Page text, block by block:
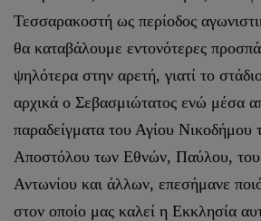
Τεσσαρακοστή ως περίοδος
θα καταβάλουμε εντονότερες
ψηλότερα στην αρετή, γιατί το
αρχικά ο Σεβασμιώτατος ενώ μέσα
παραδείγματα του Αγίου Νικοδήμου
Αποστόλου των Εθνών, Παύλου,
Αντωνίου και άλλων, επεσήμανε
στον οποίο μας καλεί η Εκκλησία